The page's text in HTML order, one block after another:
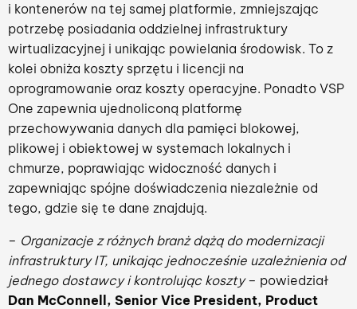
i kontenerów na tej samej platformie, zmniejszając
potrzebę posiadania oddzielnej infrastruktury
wirtualizacyjnej i unikając powielania środowisk. To z
kolei obniża koszty sprzętu i licencji na
oprogramowanie oraz koszty operacyjne. Ponadto VSP
One zapewnia ujednoliconą platformę
przechowywania danych dla pamięci blokowej,
plikowej i obiektowej w systemach lokalnych i
chmurze, poprawiając widoczność danych i
zapewniając spójne doświadczenia niezależnie od
tego, gdzie się te dane znajdują.
– Organizacje z różnych branż dążą do modernizacji
infrastruktury IT, unikając jednocześnie uzależnienia od
jednego dostawcy i kontrolując koszty– powiedział
Dan McConnell, Senior Vice President, Product